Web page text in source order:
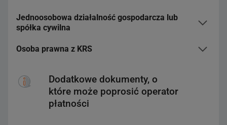
Jednoosobowa działalność gospodarcza lub
spółka cywilna
Jednoosobowa działalność gospodarcza
Dokument rejestrowy
Osoba prawna z KRS
spółka partnerska
Nie wymagamy, ale jeśli będzie taka
konieczność, poprosimy Cię na przykład o
Dodatkowe dokumenty, o
które może poprosić operator
płatności